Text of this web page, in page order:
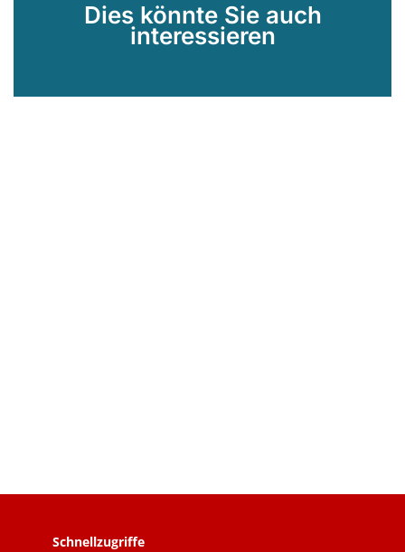
Dies könnte Sie auch
interessieren
Schnellzugriffe